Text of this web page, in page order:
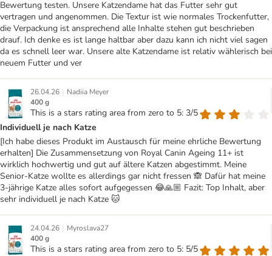
Bewertung testen. Unsere Katzendame hat das Futter sehr gut
vertragen und angenommen. Die Textur ist wie normales Trockenfutter,
die Verpackung ist ansprechend alle Inhalte stehen gut beschrieben
drauf. Ich denke es ist lange haltbar aber dazu kann ich nicht viel sagen
da es schnell leer war. Unsere alte Katzendame ist relativ wählerisch bei
neuem Futter und ver
26.04.26 | Nadiia Meyer
400 g
This is a stars rating area from zero to 5: 3/5
Individuell je nach Katze
[Ich habe dieses Produkt im Austausch für meine ehrliche Bewertung
erhalten] Die Zusammensetzung von Royal Canin Ageing 11+ ist
wirklich hochwertig und gut auf ältere Katzen abgestimmt. Meine
Senior-Katze wollte es allerdings gar nicht fressen 🙈 Dafür hat meine
3-jährige Katze alles sofort aufgegessen 😂🙏🏼 Fazit: Top Inhalt, aber
sehr individuell je nach Katze 🐱
24.04.26 | Myroslava27
400 g
This is a stars rating area from zero to 5: 5/5